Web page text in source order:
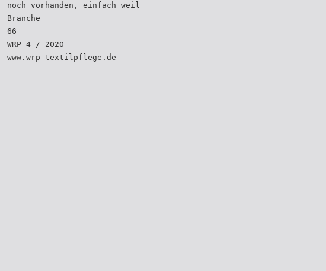
noch vorhanden, einfach weil
Branche
66
WRP 4 / 2020
www.wrp-textilpflege.de